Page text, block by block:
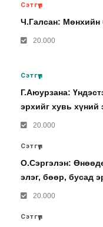
Сэтгүүл
Ч.Галсан: Мөнхийн
20.000
Сэтгүүл
Г.Аюурзана:
эрхийг хувь хүний
20.000
Сэтгүүл
О.Сэргэлэн:
элэг, бөөр, бусад
20.000
Сэтгүүл